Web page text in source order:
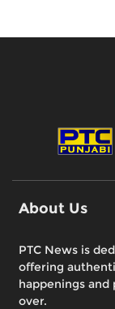
About Us
PTC News is
offering
happenings
over.